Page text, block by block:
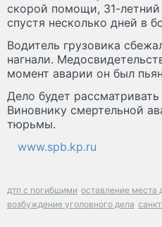
скорой помощи, 31-летний
спустя несколько дней в
Водитель грузовика
нагнали.
момент аварии он был
Дело будет
Виновнику смертельной
тюрьмы.
www.spb.kp.ru
дтп с погибшими оставление места
возбуждение уголовного дела